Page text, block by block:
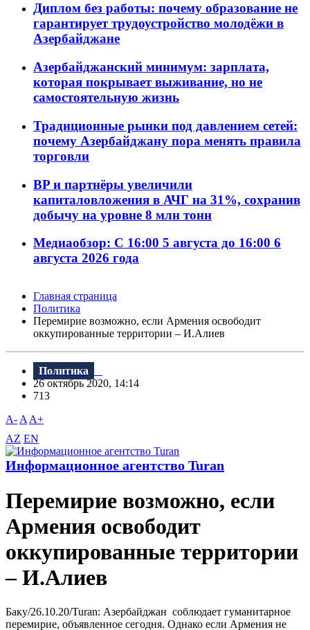
Диплом без работы: почему образование не
гарантирует трудоустройство молодёжи в
Азербайджане
Азербайджанский минимум: зарплата,
которая покрывает выживание, но не
самостоятельную жизнь
Традиционные рынки под давлением сетей:
почему Азербайджану пора менять правила
торговли
BP и партнёры увеличили
капиталовложения в АЧГ на 31%, сохранив
добычу на уровне 8 млн тонн
Медиаобзор: С 16:00 5 августа до 16:00 6
августа 2026 года
Главная страница
Политика
Перемирие возможно, если Армения освободит
оккупированные территории – И.Алиев
Политика
26 октябрь 2020, 14:14
713
A- A A+
AZ EN
Информационное агентство Turan
Перемирие возможно, если
Армения освободит
оккупированные территории
– И.Алиев
Баку/26.10.20/Turan: Азербайджан соблюдает гуманитарное
перемирие, объявленное сегодня. Однако если Армения не